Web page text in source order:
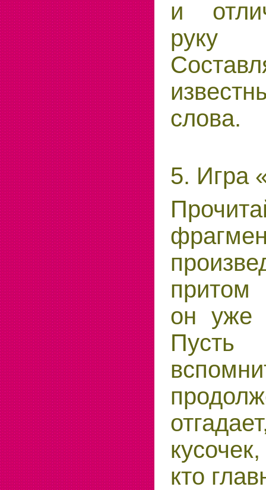
и
руку
слова.
5. Игра
он уже
кто